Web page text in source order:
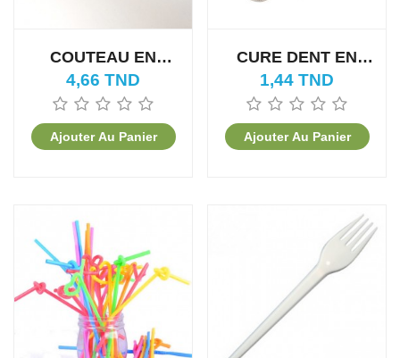
COUTEAU EN
PLASTIQUE
(100PCS)
4,66 TND
Ajouter Au Panier
CURE DENT EN
BOIS (300 pièces)
1,44 TND
Ajouter Au Panier